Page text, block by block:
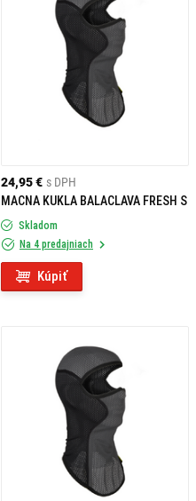
24,95 € s DPH
MACNA KUKLA BALACLAVA FRESH S
Skladom
Na 4 predajniach
Kúpiť